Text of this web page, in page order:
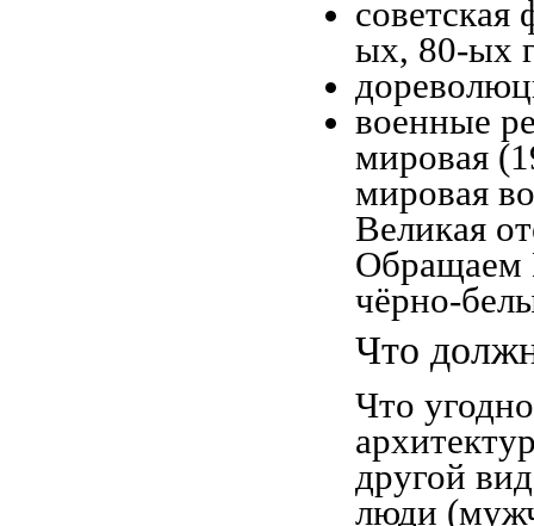
ых, 80-ых
военные
мировая
мировая
Великая
Обращаем
чёрно-
Что
Что
другой
люди